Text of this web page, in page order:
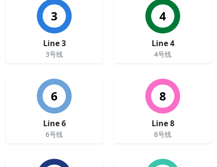
3
Line 3
3号线
4
Line 4
4号线
6
Line 6
6号线
8
Line 8
8号线